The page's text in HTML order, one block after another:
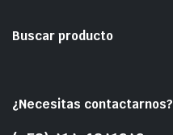
Buscar producto
¿Necesitas contactarnos?